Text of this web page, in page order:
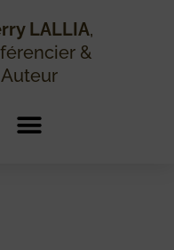
LALLIA,
&
Auteur